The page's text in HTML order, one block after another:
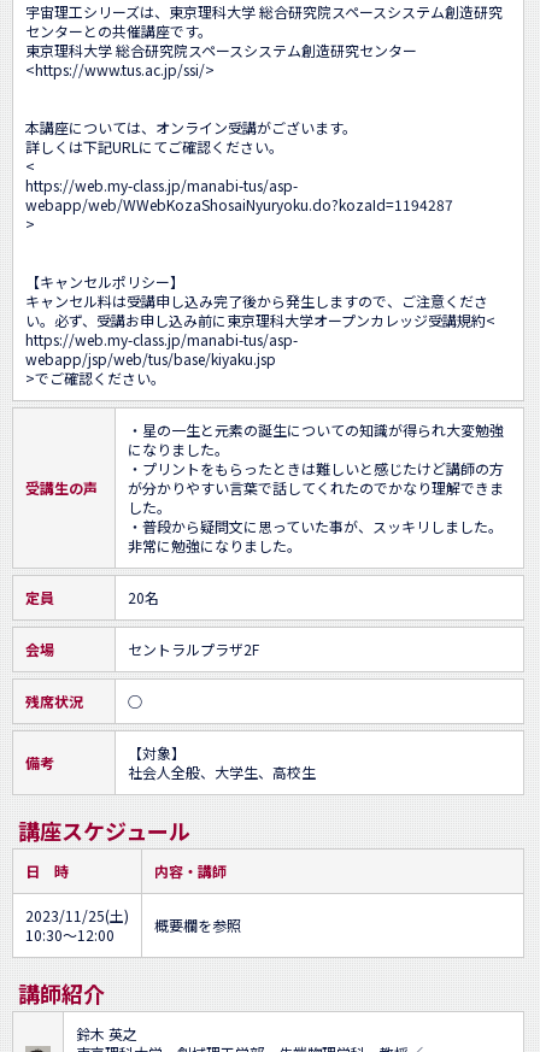
宇宙理工シリーズは、東京理科大学 総合研究院スペースシステム創造研究
センターとの共催講座です。
東京理科大学 総合研究院スペースシステム創造研究センター
<https://www.tus.ac.jp/ssi/>
本講座については、オンライン受講がございます。
詳しくは下記URLにてご確認ください。
<
https://web.my-class.jp/manabi-tus/asp-
webapp/web/WWebKozaShosaiNyuryoku.do?kozaId=1194287
>
【キャンセルポリシー】
キャンセル料は受講申し込み完了後から発生しますので、ご注意くださ
い。必ず、受講お申し込み前に東京理科大学オープンカレッジ受講規約<
https://web.my-class.jp/manabi-tus/asp-
webapp/jsp/web/tus/base/kiyaku.jsp
>でご確認ください。
受講生の声
・星の一生と元素の誕生についての知識が得られ大変勉強
になりました。
・プリントをもらったときは難しいと感じたけど講師の方
が分かりやすい言葉で話してくれたのでかなり理解できま
した。
・普段から疑問文に思っていた事が、スッキリしました。
非常に勉強になりました。
定員 20名
会場 セントラルプラザ2F
残席状況 ○
備考
【対象】
社会人全般、大学生、高校生
講座スケジュール
日 時 内容・講師
2023/11/25(土)
10:30～12:00
概要欄を参照
講師紹介
鈴木 英之